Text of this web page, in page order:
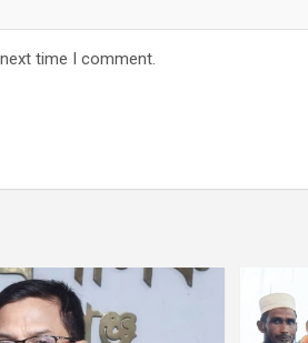
time I comment.